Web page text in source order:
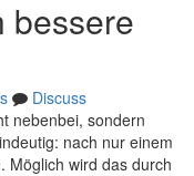
bessere
Discuss
nebenbei, sondern
nach nur einem
Möglich wird das durch